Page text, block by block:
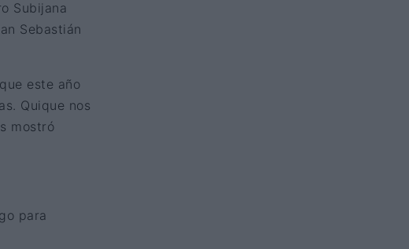
Subijana
Sebastián
este año
Quique nos
mostró
para